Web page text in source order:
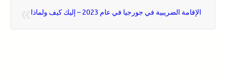
» الإقامة الضريبية في جورجيا في عام 2023 – إليك كيف ولماذا